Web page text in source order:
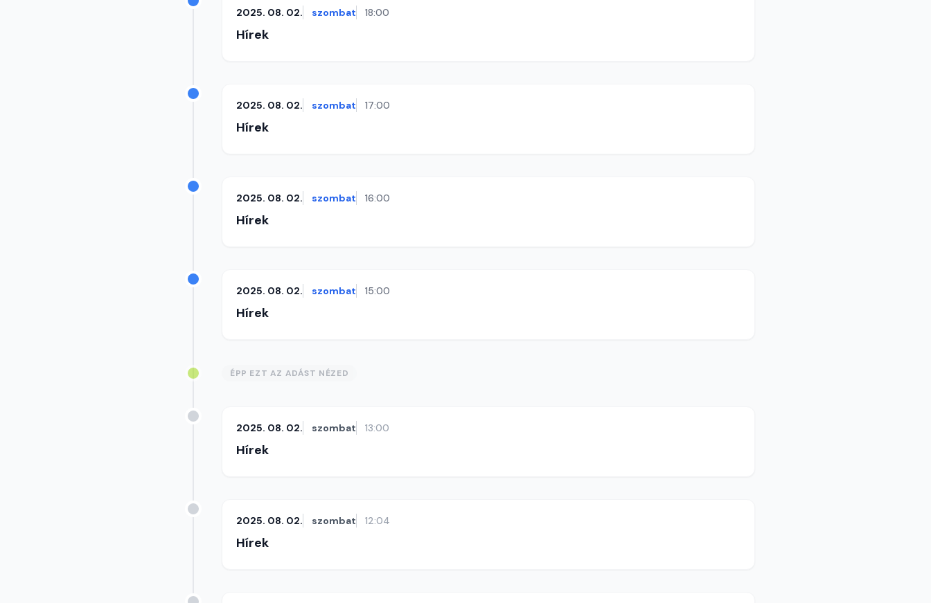
2025. 08. 02. szombat 18:00
Hírek
2025. 08. 02. szombat 17:00
Hírek
2025. 08. 02. szombat 16:00
Hírek
2025. 08. 02. szombat 15:00
Hírek
ÉPP EZT AZ ADÁST NÉZED
2025. 08. 02. szombat 13:00
Hírek
2025. 08. 02. szombat 12:04
Hírek